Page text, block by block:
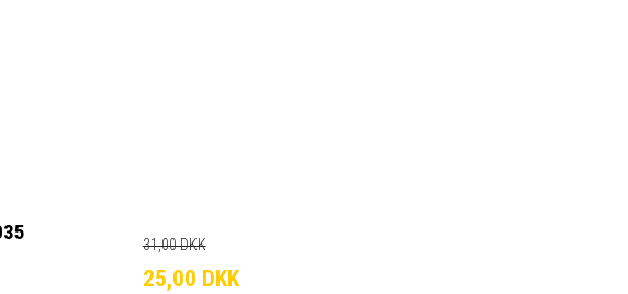
31,00 DKK
25,00 DKK